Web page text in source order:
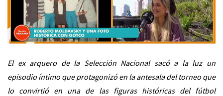
El ex arquero de la Selección Nacional sacó a la luz un
episodio íntimo que protagonizó en la antesala del torneo que
lo convirtió en una de las figuras históricas del fútbol